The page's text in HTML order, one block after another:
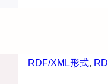
RDF/XML形式,